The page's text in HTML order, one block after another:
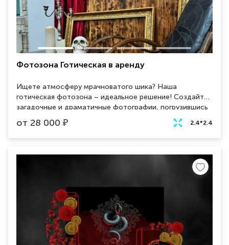
Фотозона Готическая в аренду
Ищете атмосферу мрачноватого шика? Наша
готическая фотозона – идеальное решение! Создайте
загадочные и драматичные фотографии, погрузившись
в мир теней и таинственности.
от 28 000 ₽ 2.4*2.4